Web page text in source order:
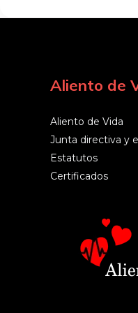
Aliento de
Aliento de Vida
Junta directiva y
Estatutos
Certificados